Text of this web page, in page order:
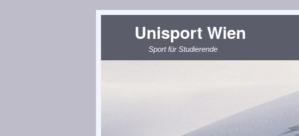
Unisport Wien
Sport für Studierende